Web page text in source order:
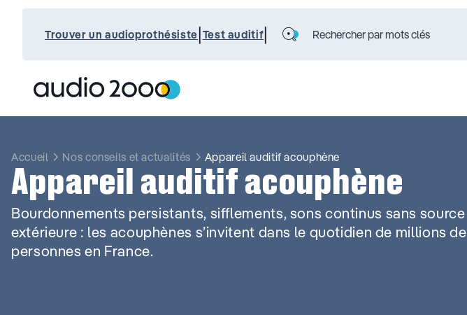
Trouver un audioprothésiste|Test auditif|
Accueil Nos conseils et actualités Appareil auditif acouphène
Appareil auditif acouphène
Bourdonnements persistants, sifflements, sons continus sans source
extérieure : les acouphènes s’invitent dans le quotidien de millions de
personnes en France.